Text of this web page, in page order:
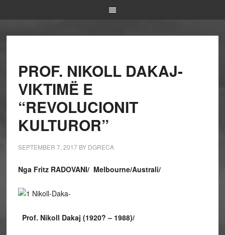
PROF. NIKOLL DAKAJ-
VIKTIMË E
“REVOLUCIONIT
KULTUROR”
SEPTEMBER 7, 2017BY DGRECA
Nga Fritz RADOVANI/ Melbourne/Australi/
Prof. Nikoll Dakaj (1920? – 1988)/